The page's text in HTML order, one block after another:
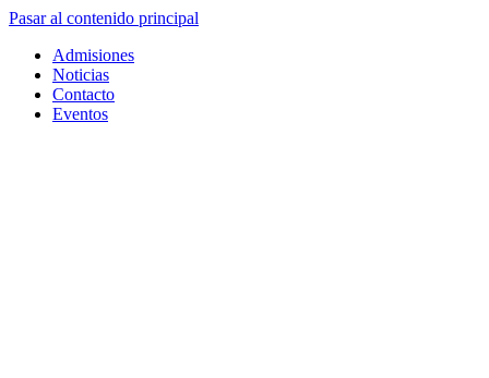
Pasar al contenido principal
Admisiones
Noticias
Contacto
Eventos